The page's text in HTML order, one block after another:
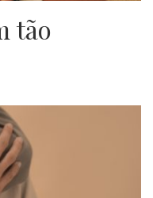
tão